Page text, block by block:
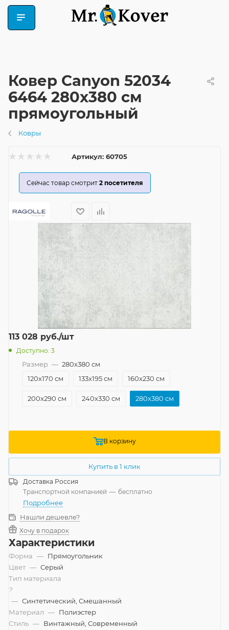
Ковер Canyon 52034
6464 280x380 см
прямоугольный
Ковры
Артикул: 60705
Сейчас товар смотрит 2 посетителя
113 028 руб./шт
Доступно: 3
Размер — 280x380 см
120x170 см
133x195 см 160x230 см
200x290 см 240x330 см 280x380 см
В корзину
Купить в 1 клик
Доставка Россия
Транспортной компанией — бесплатно
Подробнее
Нашли дешевле?
Хочу в подарок
Характеристики
Форма — Прямоугольник
Цвет — Серый
Тип материала
?
— Синтетический, Смешанный
Материал — Полиэстер
Стиль — Винтажный, Современный